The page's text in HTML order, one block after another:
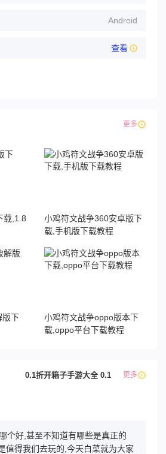
Android
查看
更多
载,1.8
小鸡符文战争360安卓版下
载,手机版下载教程
版下
小鸡符文战争oppo版本下
载,oppo平台下载教程
更多
0.1折开箱子手游大全 0.1折修仙游戏排
个好,甚至不知道有哪些是真正的
值得我们去玩的,今天白菜就为大家